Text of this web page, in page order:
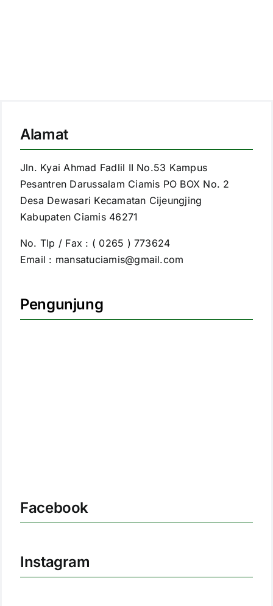
Alamat
Jln. Kyai Ahmad Fadlil II No.53 Kampus
Pesantren Darussalam Ciamis PO BOX No. 2
Desa Dewasari Kecamatan Cijeungjing
Kabupaten Ciamis 46271
No. Tlp / Fax : ( 0265 ) 773624
Email : mansatuciamis@gmail.com
Pengunjung
Facebook
Instagram